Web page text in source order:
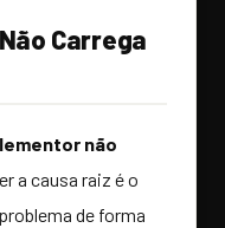
Carrega
não
a causa raiz é o
de forma